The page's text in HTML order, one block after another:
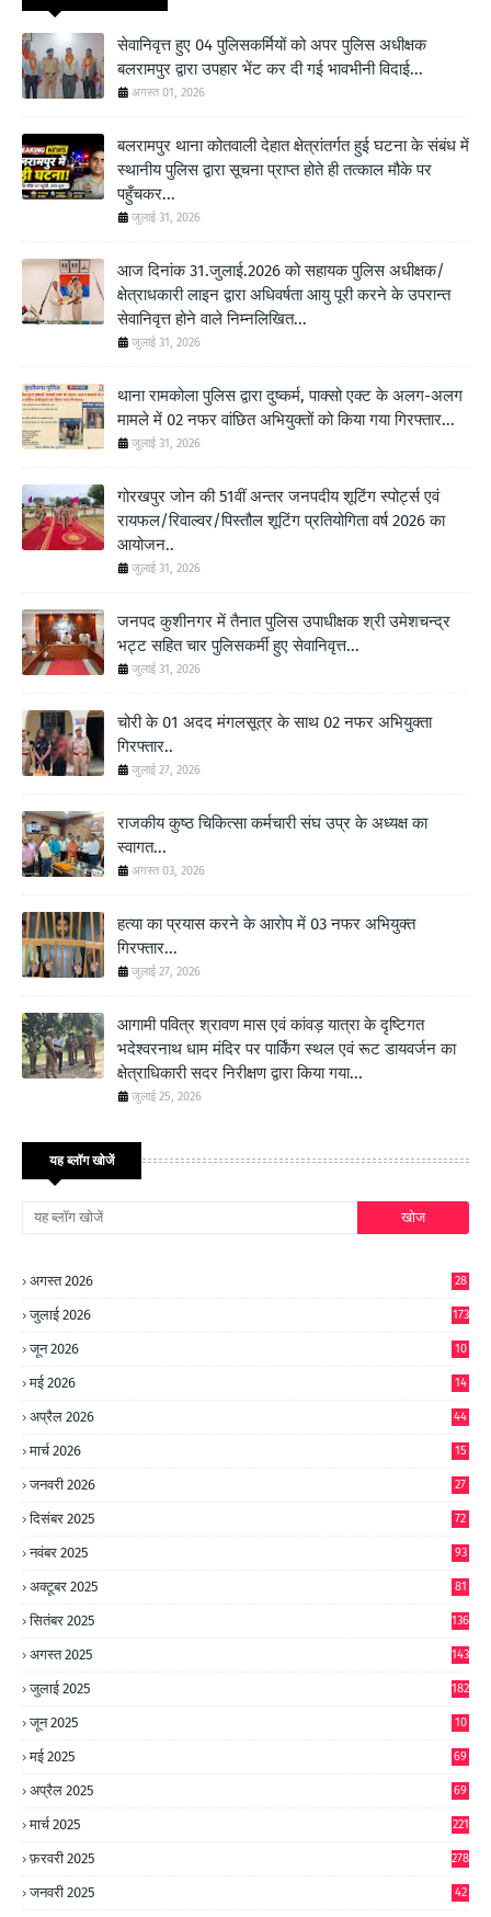
सेवानिवृत्त हुए 04 पुलिसकर्मियों को अपर पुलिस अधीक्षक
बलरामपुर द्वारा उपहार भेंट कर दी गई भावभीनी विदाई...
अगस्त 01, 2026
बलरामपुर थाना कोतवाली देहात क्षेत्रांतर्गत हुई घटना के संबंध में
स्थानीय पुलिस द्वारा सूचना प्राप्त होते ही तत्काल मौके पर
पहुँचकर...
जुलाई 31, 2026
आज दिनांक 31.जुलाई.2026 को सहायक पुलिस अधीक्षक/
क्षेत्राधकारी लाइन द्वारा अधिवर्षता आयु पूरी करने के उपरान्त
सेवानिवृत्त होने वाले निम्नलिखित...
जुलाई 31, 2026
थाना रामकोला पुलिस द्वारा दुष्कर्म, पाक्सो एक्ट के अलग-अलग
मामले में 02 नफर वांछित अभियुक्तों को किया गया गिरफ्तार...
जुलाई 31, 2026
गोरखपुर जोन की 51वीं अन्तर जनपदीय शूटिंग स्पोर्ट्स एवं
रायफल/रिवाल्वर/पिस्तौल शूटिंग प्रतियोगिता वर्ष 2026 का
आयोजन..
जुलाई 31, 2026
जनपद कुशीनगर में तैनात पुलिस उपाधीक्षक श्री उमेशचन्द्र
भट्ट सहित चार पुलिसकर्मी हुए सेवानिवृत्त...
जुलाई 31, 2026
चोरी के 01 अदद मंगलसूत्र के साथ 02 नफर अभियुक्ता
गिरफ्तार..
जुलाई 27, 2026
राजकीय कुष्ठ चिकित्सा कर्मचारी संघ उप्र के अध्यक्ष का
स्वागत...
अगस्त 03, 2026
हत्या का प्रयास करने के आरोप में 03 नफर अभियुक्त
गिरफ्तार...
जुलाई 27, 2026
आगामी पवित्र श्रावण मास एवं कांवड़ यात्रा के दृष्टिगत
भदेश्वरनाथ धाम मंदिर पर पार्किंग स्थल एवं रूट डायवर्जन का
क्षेत्राधिकारी सदर निरीक्षण द्वारा किया गया...
जुलाई 25, 2026
यह ब्लॉग खोजें
अगस्त 2026 28
जुलाई 2026 173
जून 2026
10
मई 2026
14
अप्रैल 2026 44
मार्च 2026 15
जनवरी 2026 27
दिसंबर 2025 72
नवंबर 2025 93
अक्टूबर 2025 81
सितंबर 2025 136
अगस्त 2025 143
जुलाई 2025 182
जून 2025
10
मई 2025 69
अप्रैल 2025 69
मार्च 2025 221
फ़रवरी 2025 278
जनवरी 2025
42